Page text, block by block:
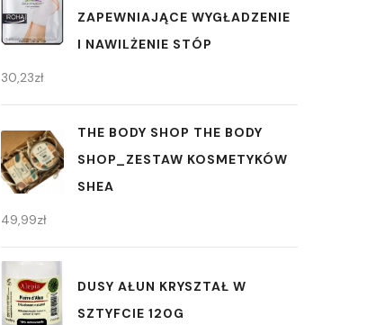
ZAPEWNIAJĄCE WYGŁADZENIE
I NAWILŻENIE STÓP
30,23zł
THE BODY SHOP THE BODY
SHOP_ZESTAW KOSMETYKÓW
SHEA
49,99zł
DUSY AŁUN KRYSZTAŁ W
SZTYFCIE 120G